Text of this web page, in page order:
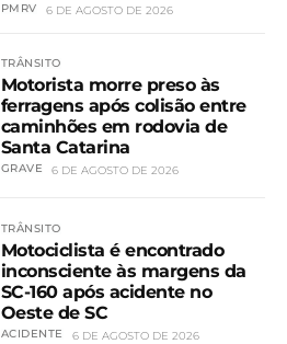
PMRV 6 DE AGOSTO DE 2026
TRÂNSITO
Motorista morre preso às
ferragens após colisão entre
caminhões em rodovia de
Santa Catarina
GRAVE 6 DE AGOSTO DE 2026
TRÂNSITO
Motociclista é encontrado
inconsciente às margens da
SC-160 após acidente no
Oeste de SC
ACIDENTE 6 DE AGOSTO DE 2026